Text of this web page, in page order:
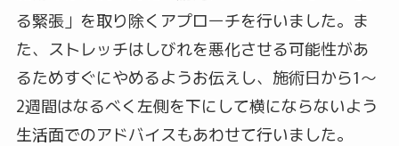
る緊張」を取り除くアプローチを行いました。ま
た、ストレッチはしびれを悪化させる可能性があ
るためすぐにやめるようお伝えし、施術日から1〜
2週間はなるべく左側を下にして横にならないよう
生活面でのアドバイスもあわせて行いました。